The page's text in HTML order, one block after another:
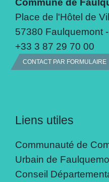
Place de l'Hôtel de
57380 Faulquemont
+33 3 87 29 70 00
CONTACT PAR FORMULAIRE
Liens utiles
Communauté de
Urbain de
Conseil